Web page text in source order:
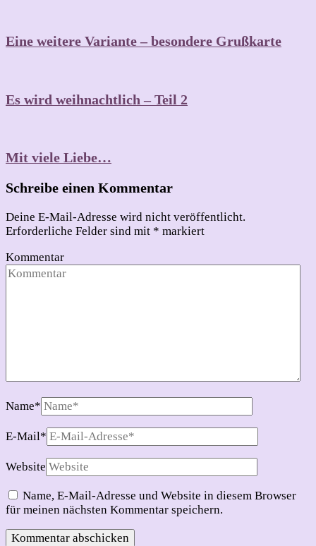
Eine weitere Variante – besondere Grußkarte
Es wird weihnachtlich – Teil 2
Mit viele Liebe…
Schreibe einen Kommentar
Deine E-Mail-Adresse wird nicht veröffentlicht.
Erforderliche Felder sind mit * markiert
Kommentar
Name*
E-Mail*
Website
Name, E-Mail-Adresse und Website in diesem Browser
für meinen nächsten Kommentar speichern.